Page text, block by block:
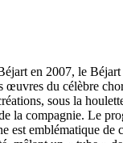
en 2007, le
du célèbre
sous la
la compagnie. Le
est emblématique de